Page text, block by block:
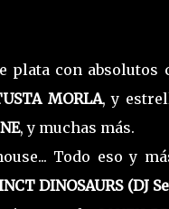
plata con absolutos
MORLA, y
, y muchas más.
Todo eso y
DINOSAURS (DJ